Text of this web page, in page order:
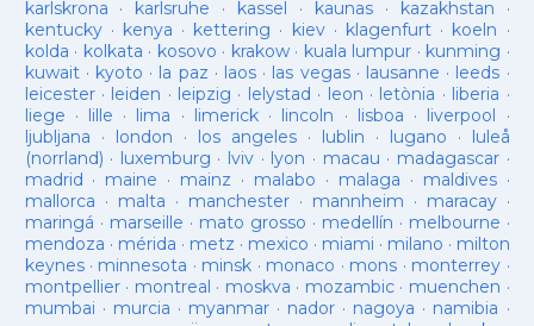
karlskrona · karlsruhe · kassel · kaunas· kazakhstan ·
kentucky· kenya · kettering · kiev· klagenfurt · koeln ·
kolda · kolkata · kosovo · krakow· kuala lumpur · kunming ·
kuwait· kyoto · la paz · laos· las vegas· lausanne · leeds ·
leicester· leiden · leipzig · lelystad · leon · letònia · liberia ·
liege · lille · lima · limerick· lincoln · lisboa · liverpool ·
ljubljana · london · los angeles· lublin · lugano · luleå
(norrland) · luxemburg · lviv · lyon · macau · madagascar·
madrid · maine · mainz · malabo · malaga · maldives·
mallorca · malta · manchester· mannheim · maracay·
maringá · marseille · mato grosso · medellín · melbourne ·
mendoza · mérida · metz · mexico · miami · milano · milton
keynes· minnesota · minsk · monaco · mons · monterrey ·
montpellier· montreal · moskva · mozambic· muenchen ·
mumbai · murcia · myanmar· nador · nagoya · namibia ·